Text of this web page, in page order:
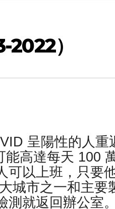
2022）
呈陽性的人重
高達每天 100
可以上班，只要
城市之一和主要
就返回辦公室。